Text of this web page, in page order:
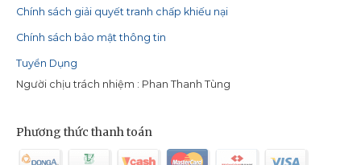
Chính sách giải quyết tranh chấp khiếu nại
Chính sách bảo mật thông tin
Tuyển Dụng
Người chịu trách nhiệm : Phan Thanh Tùng
Phương thức thanh toán